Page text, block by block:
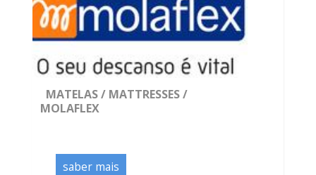
MATELAS / MATTRESSES /
MOLAFLEX
saber mais